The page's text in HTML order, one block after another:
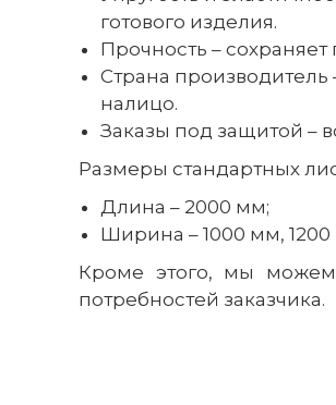
готового изделия.
Прочность –
Страна
налицо.
Заказы под защитой –
Размеры стандартных
Длина – 2000 мм;
Ширина – 1000 мм,
Кроме этого, мы
потребностей заказчика.